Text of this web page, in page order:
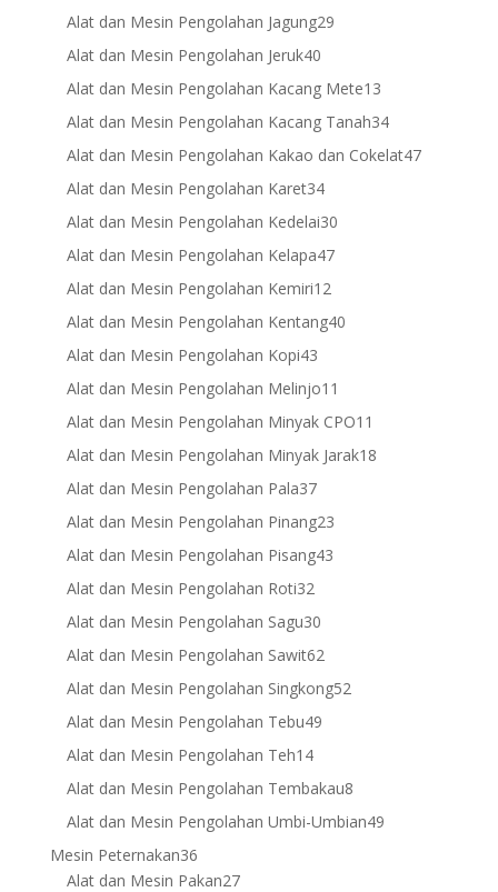
products
Alat dan Mesin Pengolahan Jagung2929
Alat dan Mesin Pengolahan Jeruk4040
products
Alat dan Mesin Pengolahan Kacang Mete1313
products
Alat dan Mesin Pengolahan Kacang Tanah3434
products
Alat dan Mesin Pengolahan Kakao dan Cokelat4747
Alat dan Mesin Pengolahan Karet3434
products
Alat dan Mesin Pengolahan Kedelai3030
Alat dan Mesin Pengolahan Kelapa4747
Alat dan Mesin Pengolahan Kemiri1212
products
Alat dan Mesin Pengolahan Kentang4040
Alat dan Mesin Pengolahan Kopi4343
products
Alat dan Mesin Pengolahan Melinjo11
products
Alat dan Mesin Pengolahan Minyak CPO11
products
Alat dan Mesin Pengolahan Minyak Jarak1818
Alat dan Mesin Pengolahan Pala3737
products
Alat dan Mesin Pengolahan Pinang2323
Alat dan Mesin Pengolahan Pisang4343
Alat dan Mesin Pengolahan Roti3232
products
Alat dan Mesin Pengolahan Sagu3030
products
Alat dan Mesin Pengolahan Sawit6262
products
Alat dan Mesin Pengolahan Singkong5252
Alat dan Mesin Pengolahan Tebu4949
Alat dan Mesin Pengolahan Teh1414
products
Alat dan Mesin Pengolahan Tembakau88
products
Alat dan Mesin Pengolahan Umbi-Umbian4949
Mesin Peternakan3636
products
Alat dan Mesin Pakan2727